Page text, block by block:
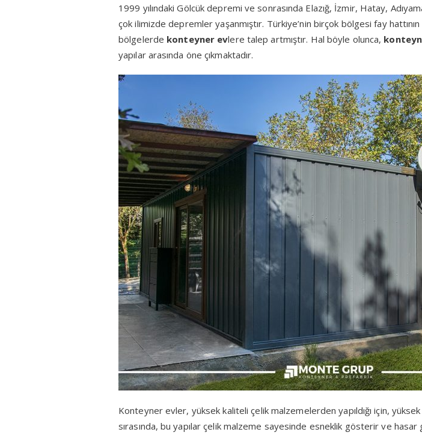
1999 yılındaki Gölcük depremi ve sonrasında Elazığ, İzmir, Hatay,
çok ilimizde depremler yaşanmıştır. Türkiye’nin birçok bölgesi fay
bölgelerde konteyner evlere talep artmıştır. Hal böyle olunca,
yapılar arasında öne çıkmaktadır.
Konteyner evler, yüksek kaliteli çelik malzemelerden yapıldığı için, yüksek
sırasında, bu yapılar çelik malzeme sayesinde esneklik gösterir ve